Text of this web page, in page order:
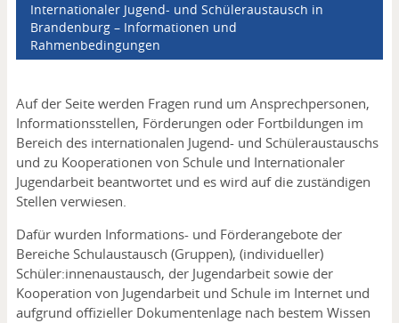
Internationaler Jugend- und Schüleraustausch in
Brandenburg – Informationen und
Rahmenbedingungen
Auf der Seite werden Fragen rund um Ansprechpersonen,
Informationsstellen, Förderungen oder Fortbildungen im
Bereich des internationalen Jugend- und Schüleraustauschs
und zu Kooperationen von Schule und Internationaler
Jugendarbeit beantwortet und es wird auf die zuständigen
Stellen verwiesen.
Dafür wurden Informations- und Förderangebote der
Bereiche Schulaustausch (Gruppen), (individueller)
Schüler:innenaustausch, der Jugendarbeit sowie der
Kooperation von Jugendarbeit und Schule im Internet und
aufgrund offizieller Dokumentenlage nach bestem Wissen